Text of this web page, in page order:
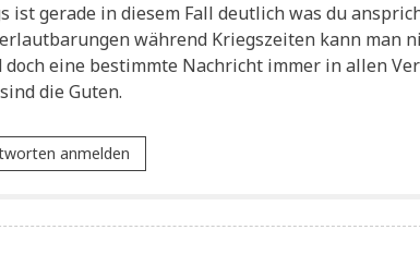
ist gera­de in die­sem Fall deut­lich was du
wäh­rend Kriegs­zei­ten kann man
eine bestimm­te Nach­richt immer in allen
die Guten.
anmelden